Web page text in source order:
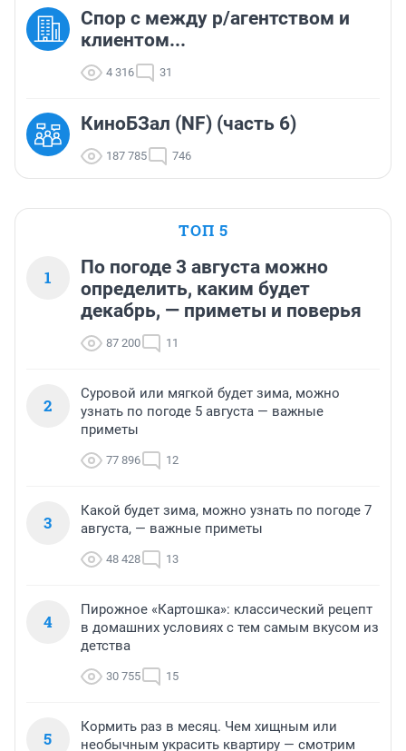
Спор с между р/агентством и
клиентом...
4 316 31
КиноБЗал (NF) (часть 6)
187 785 746
ТОП 5
1
По погоде 3 августа можно
определить, каким будет
декабрь, — приметы и поверья
87 200 11
2
Суровой или мягкой будет зима, можно
узнать по погоде 5 августа — важные
приметы
77 896 12
3
Какой будет зима, можно узнать по погоде 7
августа, — важные приметы
48 428 13
4
Пирожное «Картошка»: классический рецепт
в домашних условиях с тем самым вкусом из
детства
30 755 15
5
Кормить раз в месяц. Чем хищным или
необычным украсить квартиру — смотрим